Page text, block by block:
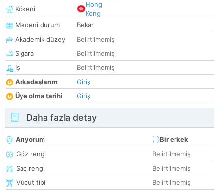
Kökeni
Hong
Kong
Medeni durum
Bekar
Akademik düzey
Belirtilmemiş
Sigara
Belirtilmemiş
İş
Belirtilmemiş
Arkadaşlarım
Giriş
Üye olma tarihi
Giriş
Daha fazla detay
Arıyorum
Bir erkek
Göz rengi
Belirtilmemiş
Saç rengi
Belirtilmemiş
Vücut tipi
Belirtilmemiş